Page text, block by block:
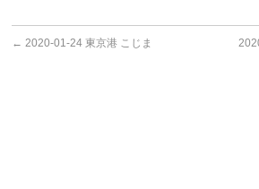
← 2020-01-24 東京港 こじま